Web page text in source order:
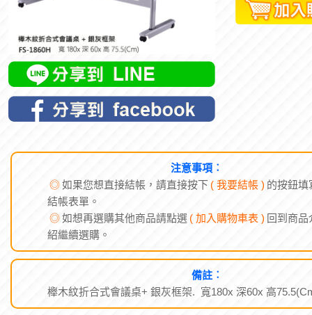
注意事項︰
◎如果您想直接結帳，請直接按下 ( 我要結帳 ) 的按鈕填
結帳表單。
◎如想再選購其他商品請點選 ( 加入購物車表 ) 回到商品
紹繼續選購。
備註︰
櫸木紋折合式會議桌+ 銀灰框架. 寬180x 深60x 高